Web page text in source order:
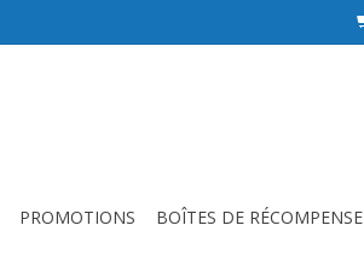
PROMOTIONS BOÎTES DE RÉCOMPENSE